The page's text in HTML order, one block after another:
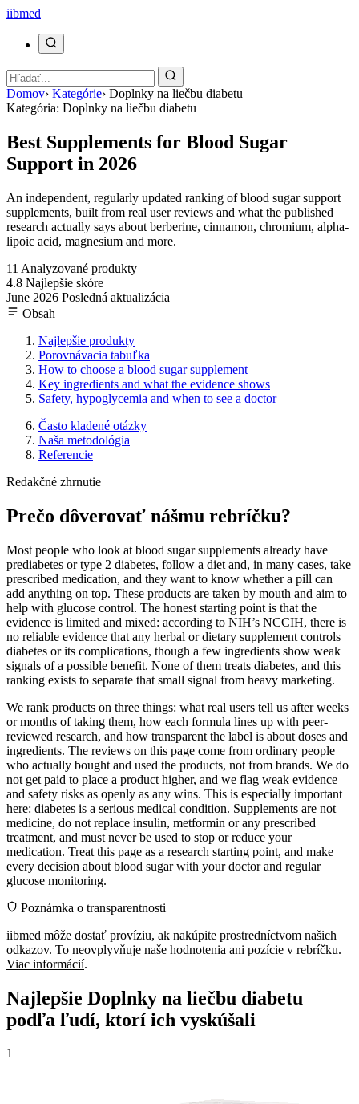
iibmed
Domov› Kategórie› Doplnky na liečbu diabetu
Kategória: Doplnky na liečbu diabetu
Best Supplements for Blood Sugar
Support in 2026
An independent, regularly updated ranking of blood sugar support
supplements, built from real user reviews and what the published
research actually says about berberine, cinnamon, chromium, alpha-
lipoic acid, magnesium and more.
11 Analyzované produkty
4.8 Najlepšie skóre
June 2026 Posledná aktualizácia
Obsah
Najlepšie produkty
Porovnávacia tabuľka
How to choose a blood sugar supplement
Key ingredients and what the evidence shows
Safety, hypoglycemia and when to see a doctor
Často kladené otázky
Naša metodológia
Referencie
Redakčné zhrnutie
Prečo dôverovať nášmu rebríčku?
Most people who look at blood sugar supplements already have
prediabetes or type 2 diabetes, follow a diet and, in many cases, take
prescribed medication, and they want to know whether a pill can
add anything on top. These products are taken by mouth and aim to
help with glucose control. The honest starting point is that the
evidence is limited and mixed: according to NIH’s NCCIH, there is
no reliable evidence that any herbal or dietary supplement controls
diabetes or its complications, though a few ingredients show weak
signals of a possible benefit. None of them treats diabetes, and this
ranking exists to separate that small signal from heavy marketing.
We rank products on three things: what real users tell us after weeks
or months of taking them, how each formula lines up with peer-
reviewed research, and how transparent the label is about doses and
ingredients. The reviews on this page come from ordinary people
who actually bought and used the products, not from brands. We do
not get paid to place a product higher, and we flag weak evidence
and safety risks as openly as any wins. This is especially important
here: diabetes is a serious medical condition. Supplements are not
medicine, do not replace insulin, metformin or any prescribed
treatment, and must never be used to stop or reduce your
medication. Treat this page as a research starting point, and make
every decision about blood sugar with your doctor and regular
glucose monitoring.
Poznámka o transparentnosti
iibmed môže dostať províziu, ak nakúpite prostredníctvom našich
odkazov. To neovplyvňuje naše hodnotenia ani pozície v rebríčku.
Viac informácií.
Najlepšie Doplnky na liečbu diabetu
podľa ľudí, ktorí ich vyskúšali
1